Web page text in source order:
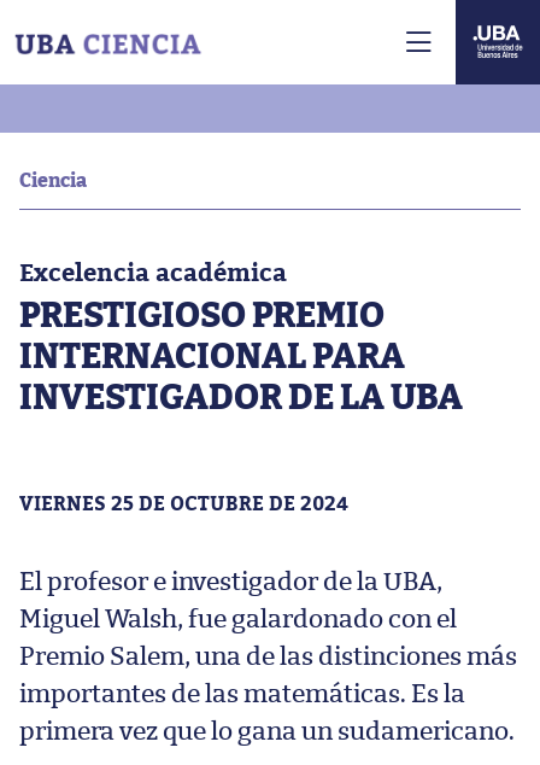
Ciencia
Excelencia académica
PRESTIGIOSO PREMIO
INTERNACIONAL PARA
INVESTIGADOR DE LA UBA
VIERNES 25 DE OCTUBRE DE 2024
El profesor e investigador de la UBA,
Miguel Walsh, fue galardonado con el
Premio Salem, una de las distinciones más
importantes de las matemáticas. Es la
primera vez que lo gana un sudamericano.